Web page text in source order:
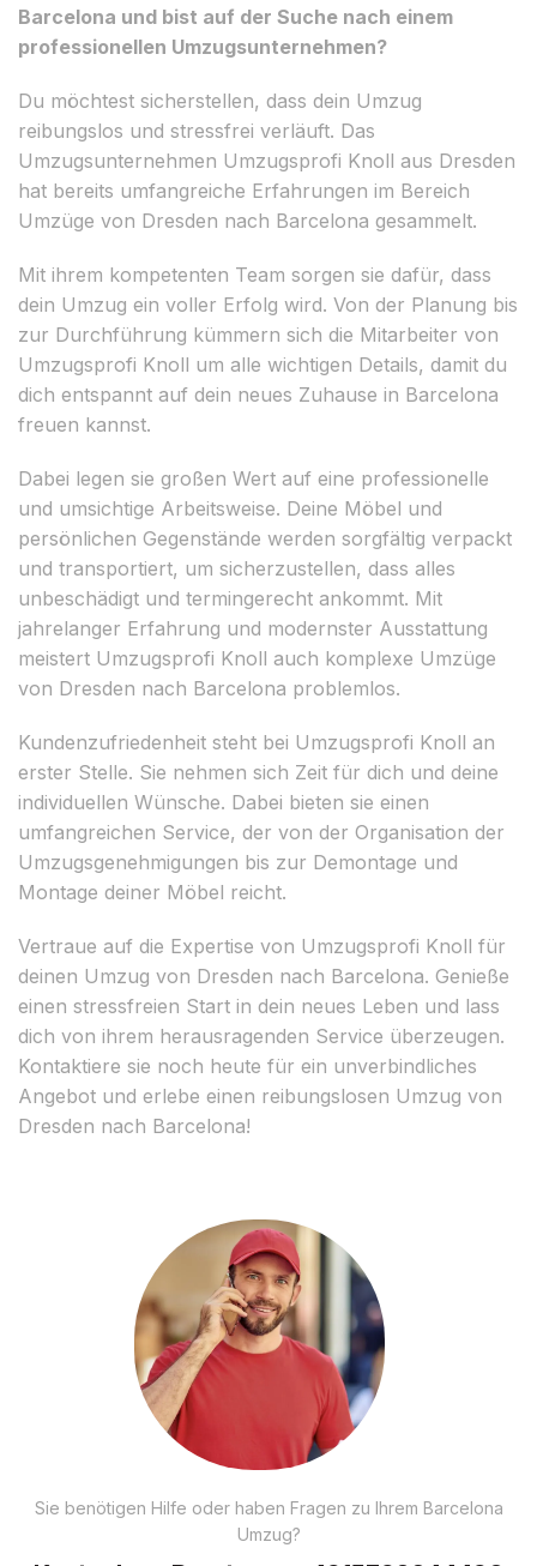
Barcelona und bist auf der Suche nach einem
professionellen Umzugsunternehmen?
Du möchtest sicherstellen, dass dein Umzug
reibungslos und stressfrei verläuft. Das
Umzugsunternehmen Umzugsprofi Knoll aus Dresden
hat bereits umfangreiche Erfahrungen im Bereich
Umzüge von Dresden nach Barcelona gesammelt.
Mit ihrem kompetenten Team sorgen sie dafür, dass
dein Umzug ein voller Erfolg wird. Von der Planung bis
zur Durchführung kümmern sich die Mitarbeiter von
Umzugsprofi Knoll um alle wichtigen Details, damit du
dich entspannt auf dein neues Zuhause in Barcelona
freuen kannst.
Dabei legen sie großen Wert auf eine professionelle
und umsichtige Arbeitsweise. Deine Möbel und
persönlichen Gegenstände werden sorgfältig verpackt
und transportiert, um sicherzustellen, dass alles
unbeschädigt und termingerecht ankommt. Mit
jahrelanger Erfahrung und modernster Ausstattung
meistert Umzugsprofi Knoll auch komplexe Umzüge
von Dresden nach Barcelona problemlos.
Kundenzufriedenheit steht bei Umzugsprofi Knoll an
erster Stelle. Sie nehmen sich Zeit für dich und deine
individuellen Wünsche. Dabei bieten sie einen
umfangreichen Service, der von der Organisation der
Umzugsgenehmigungen bis zur Demontage und
Montage deiner Möbel reicht.
Vertraue auf die Expertise von Umzugsprofi Knoll für
deinen Umzug von Dresden nach Barcelona. Genieße
einen stressfreien Start in dein neues Leben und lass
dich von ihrem herausragenden Service überzeugen.
Kontaktiere sie noch heute für ein unverbindliches
Angebot und erlebe einen reibungslosen Umzug von
Dresden nach Barcelona!
Sie benötigen Hilfe oder haben Fragen zu Ihrem Barcelona
Umzug?